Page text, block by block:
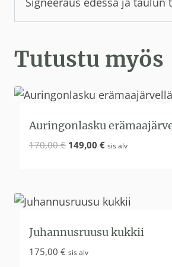
Tutustu myös
Auringonlasku
170,00€ Alkuperäinen
149,00 €Nykyinen
sis alv
Juhannusruusu kukkii
175,00 € sis alv